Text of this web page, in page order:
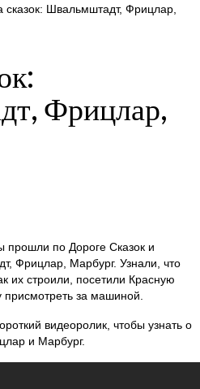
сказок: Швальмштадт, Фрицлар,
Фрицлар,
по Дороге Сказок и
Фрицлар, Марбург. Узнали, что
их строили, посетили Красную
за машиной.
видеоролик, чтобы узнать о
и Марбург.